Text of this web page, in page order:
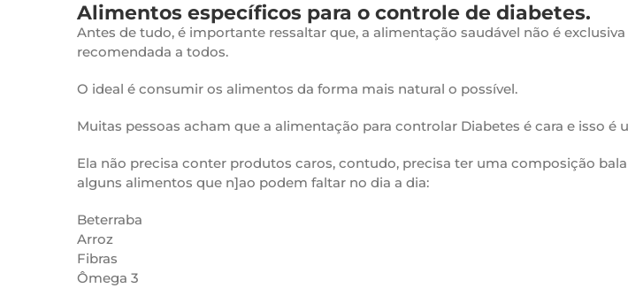
Alimentos específicos para o controle de diabetes.
Antes de tudo, é importante ressaltar que, a alimentação saudável não é
recomendada a todos.
O ideal é consumir os alimentos da forma mais natural o possível.
Muitas pessoas acham que a alimentação para controlar Diabetes é cara e isso é
Ela não precisa conter produtos caros, contudo, precisa ter uma composição
alguns alimentos que n]ao podem faltar no dia a dia:
Beterraba
Arroz
Fibras
Ômega 3